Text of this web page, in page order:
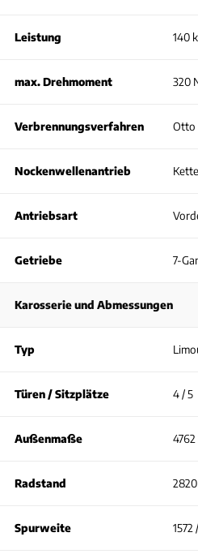
Leistung 140
max. Drehmoment 320
Verbrennungsverfahren Otto
Nockenwellenantrieb Kette
Antriebsart
Getriebe 7-
Karosserie und Abmessungen
Typ
Türen / Sitzplätze 4 / 5
Außenmaße 4762
Radstand
Spurweite 1572